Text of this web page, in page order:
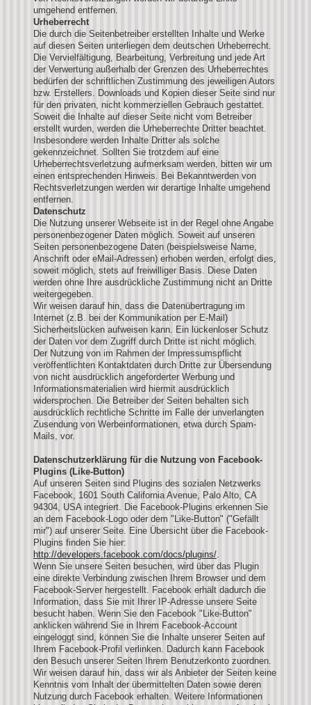
umgehend entfernen.
Urheberrecht
Die durch die Seitenbetreiber erstellten Inhalte und Werke
auf diesen Seiten unterliegen dem deutschen Urheberrecht.
Die Vervielfältigung, Bearbeitung, Verbreitung und jede Art
der Verwertung außerhalb der Grenzen des Urheberrechtes
bedürfen der schriftlichen Zustimmung des jeweiligen Autors
bzw. Erstellers. Downloads und Kopien dieser Seite sind nur
für den privaten, nicht kommerziellen Gebrauch gestattet.
Soweit die Inhalte auf dieser Seite nicht vom Betreiber
erstellt wurden, werden die Urheberrechte Dritter beachtet.
Insbesondere werden Inhalte Dritter als solche
gekennzeichnet. Sollten Sie trotzdem auf eine
Urheberrechtsverletzung aufmerksam werden, bitten wir um
einen entsprechenden Hinweis. Bei Bekanntwerden von
Rechtsverletzungen werden wir derartige Inhalte umgehend
entfernen.
Datenschutz
Die Nutzung unserer Webseite ist in der Regel ohne Angabe
personenbezogener Daten möglich. Soweit auf unseren
Seiten personenbezogene Daten (beispielsweise Name,
Anschrift oder eMail-Adressen) erhoben werden, erfolgt dies,
soweit möglich, stets auf freiwilliger Basis. Diese Daten
werden ohne Ihre ausdrückliche Zustimmung nicht an Dritte
weitergegeben.
Wir weisen darauf hin, dass die Datenübertragung im
Internet (z.B. bei der Kommunikation per E-Mail)
Sicherheitslücken aufweisen kann. Ein lückenloser Schutz
der Daten vor dem Zugriff durch Dritte ist nicht möglich.
Der Nutzung von im Rahmen der Impressumspflicht
veröffentlichten Kontaktdaten durch Dritte zur Übersendung
von nicht ausdrücklich angeforderter Werbung und
Informationsmaterialien wird hiermit ausdrücklich
widersprochen. Die Betreiber der Seiten behalten sich
ausdrücklich rechtliche Schritte im Falle der unverlangten
Zusendung von Werbeinformationen, etwa durch Spam-
Mails, vor.
Datenschutzerklärung für die Nutzung von Facebook-
Plugins (Like-Button)
Auf unseren Seiten sind Plugins des sozialen Netzwerks
Facebook, 1601 South California Avenue, Palo Alto, CA
94304, USA integriert. Die Facebook-Plugins erkennen Sie
an dem Facebook-Logo oder dem "Like-Button" ("Gefällt
mir") auf unserer Seite. Eine Übersicht über die Facebook-
Plugins finden Sie hier:
http://developers.facebook.com/docs/plugins/
Wenn Sie unsere Seiten besuchen, wird über das Plugin
eine direkte Verbindung zwischen Ihrem Browser und dem
Facebook-Server hergestellt. Facebook erhält dadurch die
Information, dass Sie mit Ihrer IP-Adresse unsere Seite
besucht haben. Wenn Sie den Facebook "Like-Button"
anklicken während Sie in Ihrem Facebook-Account
eingeloggt sind, können Sie die Inhalte unserer Seiten auf
Ihrem Facebook-Profil verlinken. Dadurch kann Facebook
den Besuch unserer Seiten Ihrem Benutzerkonto zuordnen.
Wir weisen darauf hin, dass wir als Anbieter der Seiten keine
Kenntnis vom Inhalt der übermittelten Daten sowie deren
Nutzung durch Facebook erhalten. Weitere Informationen